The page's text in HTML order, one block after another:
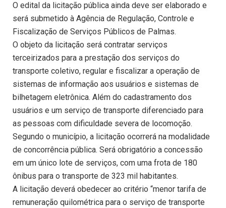
O edital da licitação pública ainda deve ser elaborado e
será submetido à Agência de Regulação, Controle e
Fiscalização de Serviços Públicos de Palmas.
O objeto da licitação será contratar serviços
terceirizados para a prestação dos serviços do
transporte coletivo, regular e fiscalizar a operação de
sistemas de informação aos usuários e sistemas de
bilhetagem eletrônica. Além do cadastramento dos
usuários e um serviço de transporte diferenciado para
as pessoas com dificuldade severa de locomoção.
Segundo o município, a licitação ocorrerá na modalidade
de concorrência pública. Será obrigatório a concessão
em um único lote de serviços, com uma frota de 180
ônibus para o transporte de 323 mil habitantes.
A licitação deverá obedecer ao critério “menor tarifa de
remuneração quilométrica para o serviço de transporte